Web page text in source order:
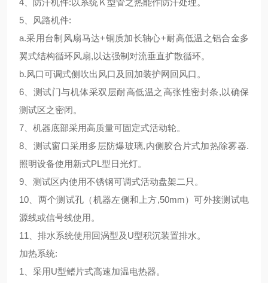
4 、防汗机件: 以系统Ｋ型管之热能作防汗处理。
5 、风路机件:
a.采用台制风扇马达+铜质加长轴心+耐高低温之铝合金多
翼式结构循环风扇,以达强制对流垂直扩散循环。
b.风口可调式侧吹出风口及回加装护网回风口。
6 、测试门与机体采双层耐高低温之高张性密封条,以确保
测试区之密闭。
7 、机器底部采用高质量可固定式活动轮。
8 、测试窗口采用多层防爆玻璃,内侧胶合片式加热除雾器.
照明设备使用新式PL 型日光灯。
9 、测试区内使用不锈钢可调式活动盘架二只。
10 、两个测试孔 （机器左侧和上方,50mm）可外接测试电
源线或信号线使用。
11
、排水系统使用回涡型及 U型积沉装置排水。
加热系统:
1
、采用U型鳍片式高速加温电热器。